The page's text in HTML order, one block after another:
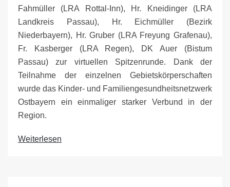
Fahmüller (LRA Rottal-Inn), Hr. Kneidinger (LRA
Landkreis Passau), Hr. Eichmüller (Bezirk
Niederbayern), Hr. Gruber (LRA Freyung Grafenau),
Fr. Kasberger (LRA Regen), DK Auer (Bistum
Passau) zur virtuellen Spitzenrunde. Dank der
Teilnahme der einzelnen Gebietskörperschaften
wurde das Kinder- und Familiengesundheitsnetzwerk
Ostbayern ein einmaliger starker Verbund in der
Region.
Weiterlesen